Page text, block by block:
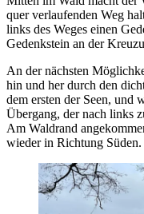
quer verlaufenden Weg
links des Weges einen
Gedenkstein an der
An der nächsten
hin und her durch den
dem ersten der Seen, und
Übergang, der nach links
Am Waldrand
wieder in Richtung Süden.